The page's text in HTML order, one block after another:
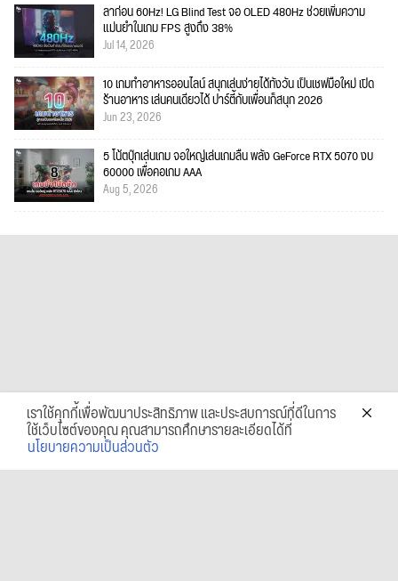
ลาก่อน 60Hz! LG Blind Test จอ OLED 480Hz ช่วยเพิ่มความ
แม่นยำในเกม FPS สูงถึง 38%
Jul 14, 2026
10 เกมทำอาหารออนไลน์ สนุกเล่นง่ายได้ทั้งวัน เป็นเชฟมือใหม่ เปิด
ร้านอาหาร เล่นคนเดียวได้ ปาร์ตี้กับเพื่อนก็สนุก 2026
Jun 23, 2026
5 โน้ตบุ๊กเล่นเกม จอใหญ่เล่นเกมลื่น พลัง GeForce RTX 5070 งบ
60000 เพื่อคอเกม AAA
Aug 5, 2026
เราใช้คุกกี้เพื่อพัฒนาประสิทธิภาพ และประสบการณ์ที่ดีในการ
ใช้เว็บไซต์ของคุณ คุณสามารถศึกษารายละเอียดได้ที่
นโยบายความเป็นส่วนตัว